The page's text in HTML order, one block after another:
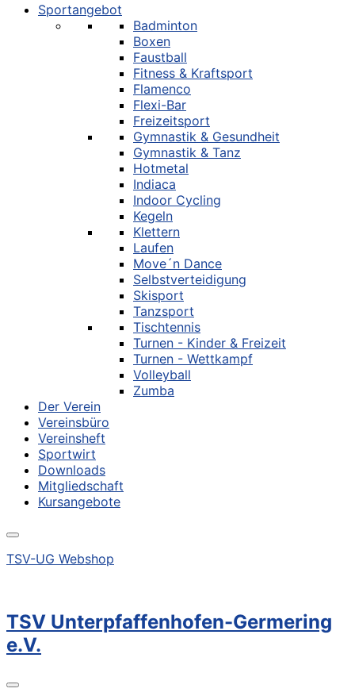
Sportangebot
Badminton
Boxen
Faustball
Fitness & Kraftsport
Flamenco
Flexi-Bar
Freizeitsport
Gymnastik & Gesundheit
Gymnastik & Tanz
Hotmetal
Indiaca
Indoor Cycling
Kegeln
Klettern
Laufen
Move´n Dance
Selbstverteidigung
Skisport
Tanzsport
Tischtennis
Turnen - Kinder & Freizeit
Turnen - Wettkampf
Volleyball
Zumba
Der Verein
Vereinsbüro
Vereinsheft
Sportwirt
Downloads
Mitgliedschaft
Kursangebote
TSV-UG Webshop
TSV Unterpfaffenhofen-Germering
e.V.